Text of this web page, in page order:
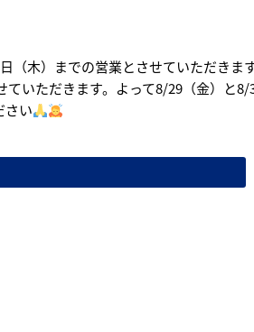
木）までの営業とさせていただきます
いただきます。よって8/29（金）と8/
さい